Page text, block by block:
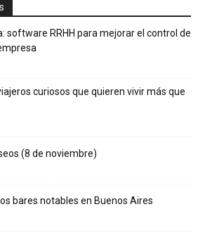
software RRHH para mejorar el control de
curiosos que quieren vivir más que
(8 de noviembre)
bares notables en Buenos Aires